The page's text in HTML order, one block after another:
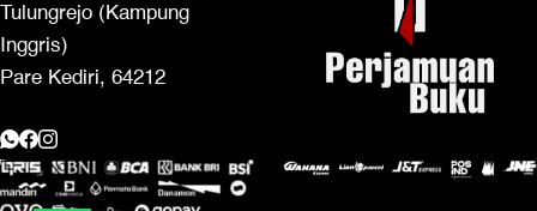
Tulungrejo (Kampung
Inggris)
Pare Kediri, 64212